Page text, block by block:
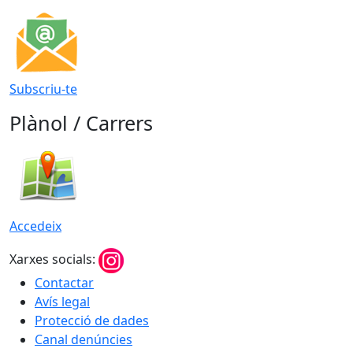
Subscriu-te
Plànol / Carrers
Accedeix
Xarxes socials:
Contactar
Avís legal
Protecció de dades
Canal denúncies